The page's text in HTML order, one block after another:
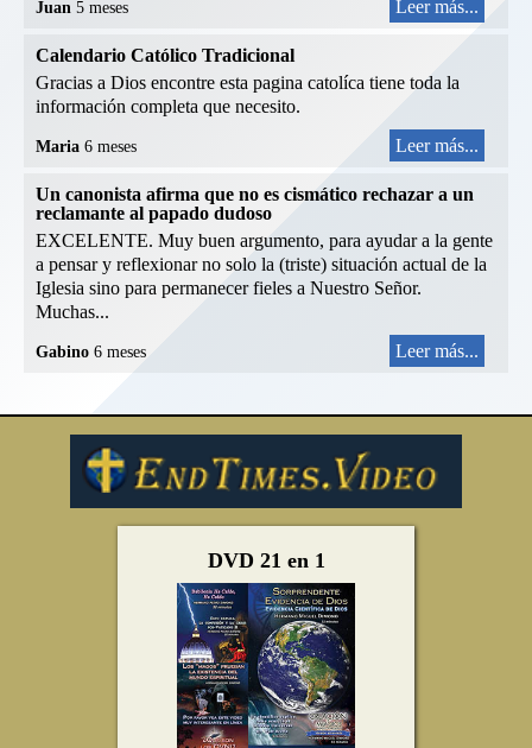
Juan 5 meses Leer más...
Calendario Católico Tradicional
Gracias a Dios encontre esta pagina catolíca tiene toda la
información completa que necesito.
Maria 6 meses Leer más...
Un canonista afirma que no es cismático rechazar a un
reclamante al papado dudoso
EXCELENTE. Muy buen argumento, para ayudar a la gente
a pensar y reflexionar no solo la (triste) situación actual de la
Iglesia sino para permanecer fieles a Nuestro Señor.
Muchas...
Gabino 6 meses Leer más...
DVD 21 en 1